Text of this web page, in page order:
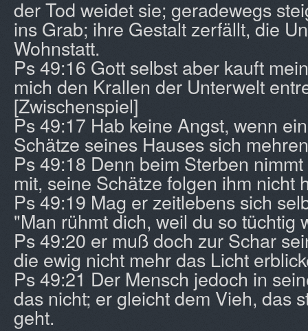
der Tod weidet sie; geradewegs
ins Grab; ihre Gestalt zerfällt, die
Wohnstatt.
Ps 49:16 Gott selbst aber kauft
mich den Krallen der Unterwelt
[Zwischenspiel]
Ps 49:17 Hab keine Angst, wenn
Schätze seines Hauses sich
Ps 49:18 Denn beim Sterben
mit, seine Schätze folgen ihm nicht
Ps 49:19 Mag er zeitlebens sich
"Man rühmt dich, weil du so tüchtig
Ps 49:20 er muß doch zur Schar
die ewig nicht mehr das Licht
Ps 49:21 Der Mensch jedoch in
das nicht; er gleicht dem Vieh, das
geht.